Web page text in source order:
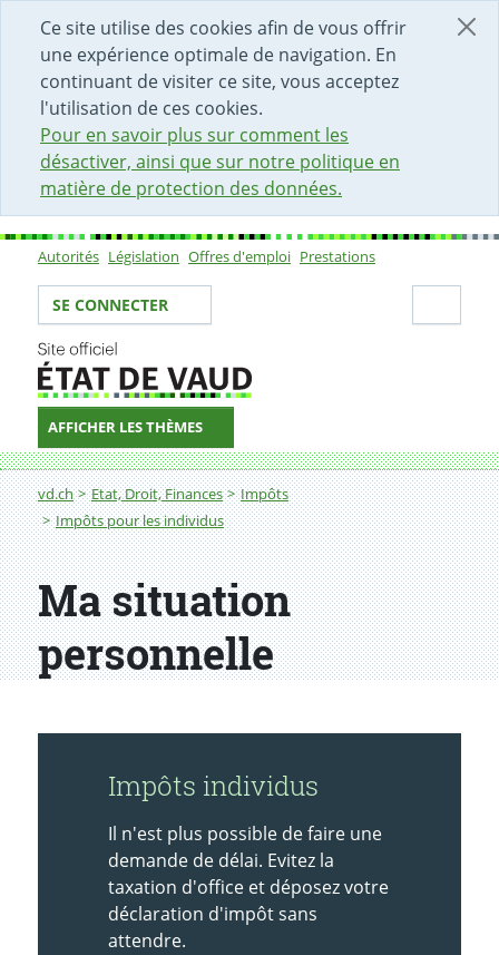
Ce site utilise des cookies afin de vous offrir
une expérience optimale de navigation. En
continuant de visiter ce site, vous acceptez
l'utilisation de ces cookies.
Pour en savoir plus sur comment les
désactiver, ainsi que sur notre politique en
matière de protection des données.
DÉBUT DU CONTENU DE LA PAGE
ACCÈS AU CHAMP DE RECHERCHE
PAGE D'ACCUEIL
FORMULAIRE DE CONTACT
Sous-navigation
Autorités Législation Offres d'emploi Prestations
Votre identité
SE CONNECTER
AFFICHER LES THÈMES
Fil d'Ariane
vd.ch Etat, Droit, Finances
Impôts
Impôts pour les individus
Ma situation personnelle
Ma situation
personnelle
Impôts individus
Il n'est plus possible de faire une
demande de délai. Evitez la
taxation d'office et déposez votre
déclaration d'impôt sans
attendre.